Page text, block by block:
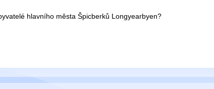
hlavního města Špicberků Longyearbyen?